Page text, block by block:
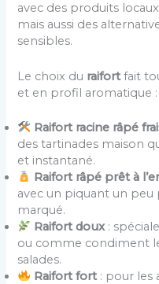
avec des produits
mais aussi des
sensibles.
Le choix du raifortfait
et en profil aromatique :
Raifort racine râpé
des tartinades maison
et instantané.
Raifort râpé prêt à
avec un piquant un peu
marqué.
Raifort doux:
ou comme condiment
salades.
Raifort fort: pour les